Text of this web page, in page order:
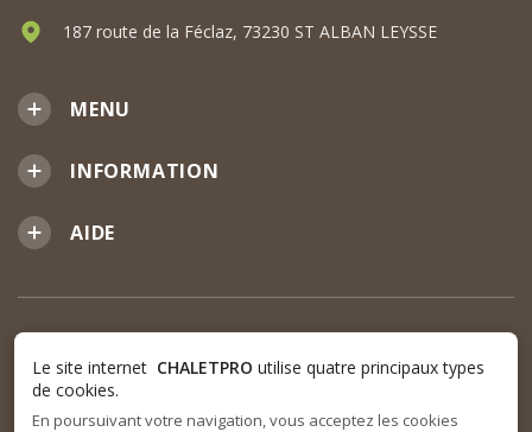
MENU
INFORMATION
AIDE
187 route de la Féclaz, 73230 ST ALBAN LEYSSE
Le site internet CHALETPRO utilise quatre principaux types
de cookies.
En poursuivant votre navigation, vous acceptez les cookies